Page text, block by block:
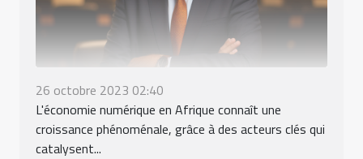
26 octobre 2023 02:40
L'économie numérique en Afrique connaît une
croissance phénoménale, grâce à des acteurs clés qui
catalysent...